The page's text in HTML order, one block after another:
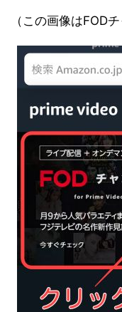
（この画像はFOD